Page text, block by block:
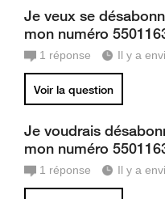
Je veux se
mon numéro
1 réponse Il y a
Voir la question
Je voudrais
mon numéro
1 réponse Il y a